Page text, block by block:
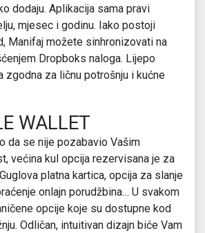
dodaju. Aplikacija sama pravi
mjesec i godinu. Iako postoji
Manifaj možete sinhronizovati na
Dropboks naloga. Lijepo
zgodna za ličnu potrošnju i kućne
WALLET
da se nije pozabavio Vašim
većina kul opcija rezervisana je za
platna kartica, opcija za slanje
onlajn porudžbina… U svakom
opcije koje su dostupne kod
Odličan, intuitivan dizajn biće Vam